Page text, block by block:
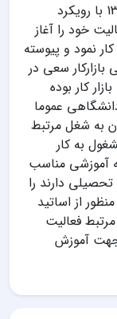
هلدینگ آموزشی تهران پایتخت از سال 1378 با رویکرد
خود را آغاز
نمود و پیوسته
سعی در
کار بوده
عموما
به شغل مرتبط
به کار
آموزشی مناسب
دارند را
از اساتید
فعالیت
جهت آموزش